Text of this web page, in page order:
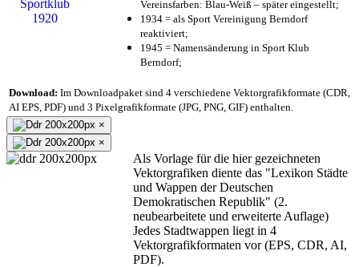
Vereinsfarben: Blau-Weiß – später eingestellt;
1934 = als Sport Vereinigung Berndorf
reaktiviert;
1945 = Namensänderung in Sport Klub
Berndorf;
Download: Im Downloadpaket sind 4 verschiedene Vektorgrafikformate (CDR,
AI EPS, PDF) und 3 Pixelgrafikformate (JPG, PNG, GIF) enthalten.
×
×
Als Vorlage für die hier gezeichneten
Vektorgrafiken diente das "Lexikon Städte
und Wappen der Deutschen
Demokratischen Republik" (2.
neubearbeitete und erweiterte Auflage)
Jedes Stadtwappen liegt in 4
Vektorgrafikformaten vor (EPS, CDR, AI,
PDF).